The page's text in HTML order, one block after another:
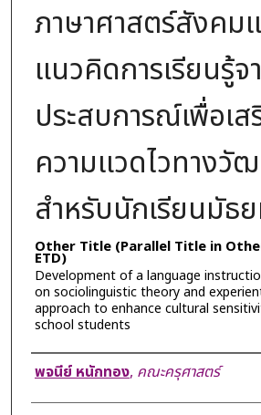
ภาษาศาสตร์สังคม
แนวคิดการเรียนรู้จ
ประสบการณ์เพื่อเส
ความแวดไวทางวั
สำหรับนักเรียนมัธ
Other Title (Parallel Title in
ETD)
Development of a language
on sociolinguistic theory and
approach to enhance cultural
school students
Author
พจนีย์ หนักทอง, คณะครุศาสตร์